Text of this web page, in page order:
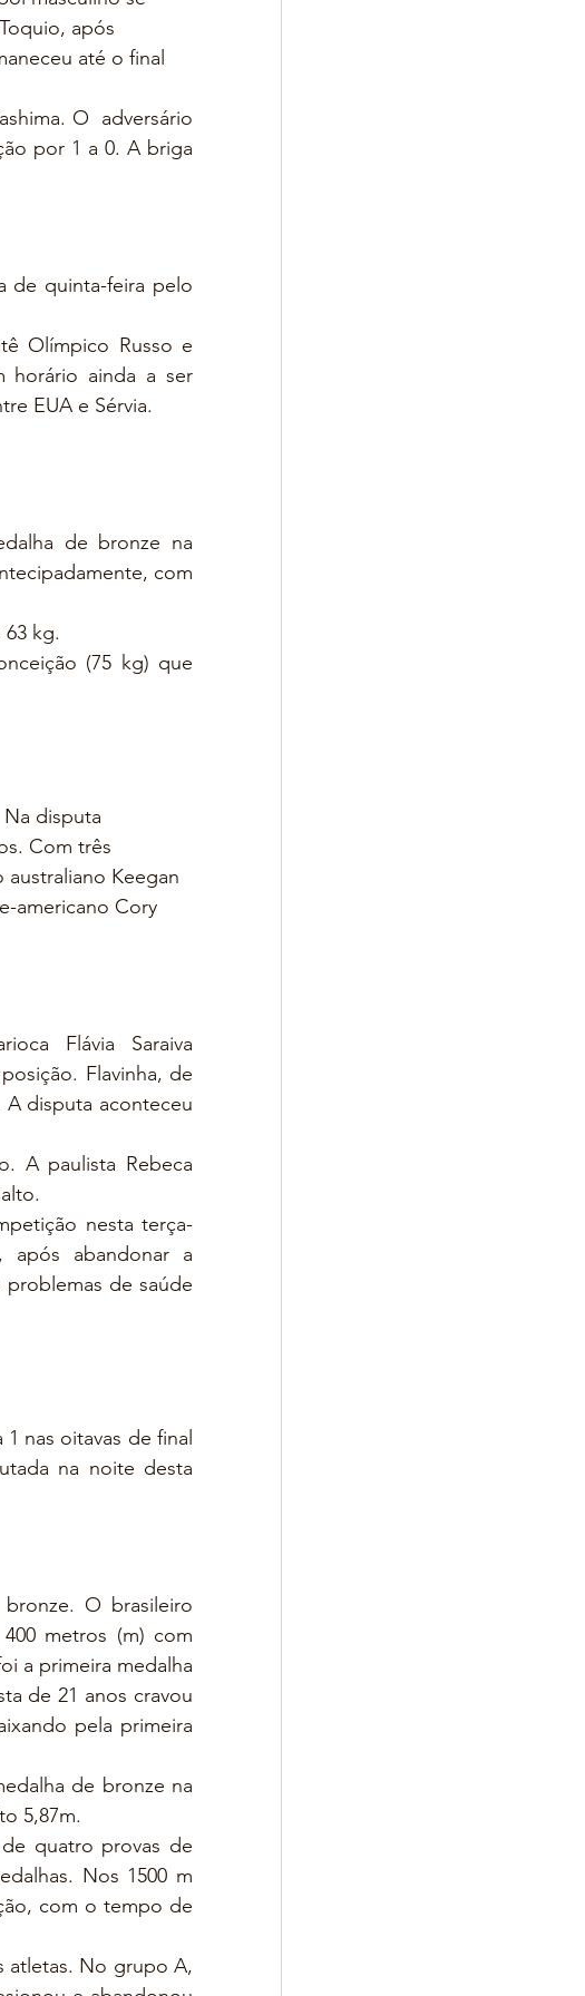
após
até o final
O  adversário
por 1 a 0. A briga
de quinta-feira pelo
Olímpico Russo e
horário ainda a ser
EUA e Sérvia.
de bronze na
com
kg.
(75 kg) que
disputa
Com três
Keegan
americano Cory
Flávia Saraiva
Flavinha, de
A disputa aconteceu
A paulista Rebeca
nesta terça-
após abandonar a
de saúde
nas oitavas de final
na noite desta
O brasileiro
metros (m) com
a primeira medalha
de 21 anos cravou
pela primeira
de bronze na
5,87m.
quatro provas de
Nos 1500 m
com o tempo de
atletas. No grupo A,